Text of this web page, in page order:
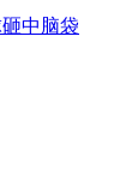
中脑袋